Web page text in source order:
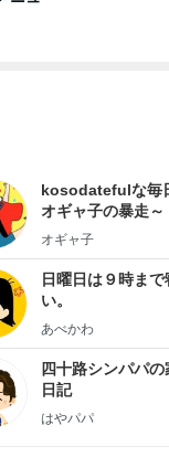
kosodatefulな毎
オギャ子の暴走～
オギャ子
日曜日は９時まで
い。
あべかわ
四十路シンパパの
日記
はやパパ